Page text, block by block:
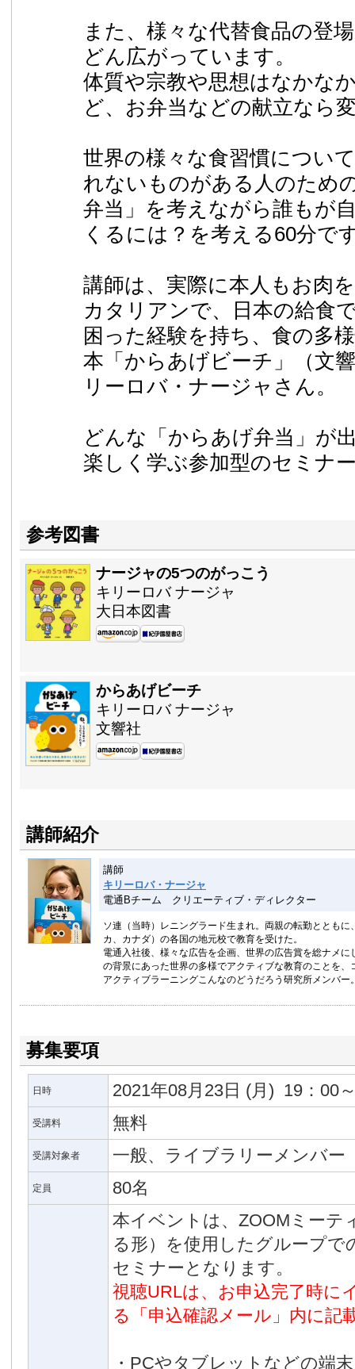
また、様々な代替食品の登
どん広がっています。
体質や宗教や思想はなかな
ど、お弁当などの献立なら
世界の様々な食習慣につい
れないものがある人のため
弁当」を考えながら誰もが
くるには？を考える60分で
講師は、実際に本人もお肉
カタリアンで、日本の給食
困った経験を持ち、食の多
本「からあげビーチ」（文
リーロバ・ナージャさん。
どんな「からあげ弁当」が
楽しく学ぶ参加型のセミナ
参考図書
ナージャの5つのがっこう
キリーロバ ナージャ
大日本図書
からあげビーチ
キリーロバ ナージャ
文響社
講師紹介
講師
キリーロバ・ナージャ
電通Bチーム クリエーティブ・ディレクター
ソ連（当時）レニングラード生まれ。両親の転勤ととも
カ、カナダ）の各国の地元校で教育を受けた。
電通入社後、様々な広告を企画、世界の広告賞を総ナメ
の背景にあった世界の多様でアクティブな教育のことを
アクティブラーニングこんなのどうだろう研究所メンバ
募集要項
日時 2021年08月23日 (月) 19：00
受講料 無料
受講対象者 一般、ライブラリーメンバー
定員
80名
本イベントは、ZOOMミーテ
る形）を使用したグループで
セミナーとなります。
視聴URLは、お申込完了時に
る「申込確認メール」内に記
・PCやタブレットなどの端